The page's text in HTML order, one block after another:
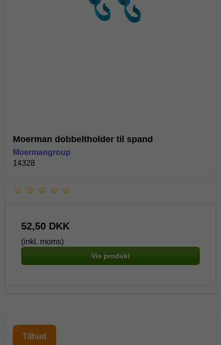
Moerman dobbeltholder til spand
Moermangroup
14328
52,50 DKK
(inkl. moms)
Vis produkt
Tilbud